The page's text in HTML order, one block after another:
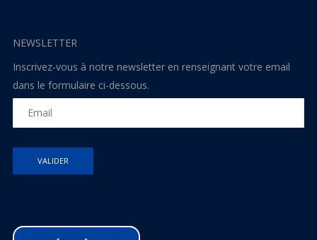
NEWSLETTER
Inscrivez-vous à notre newsletter en renseignant votre email
dans le formulaire ci-dessous.